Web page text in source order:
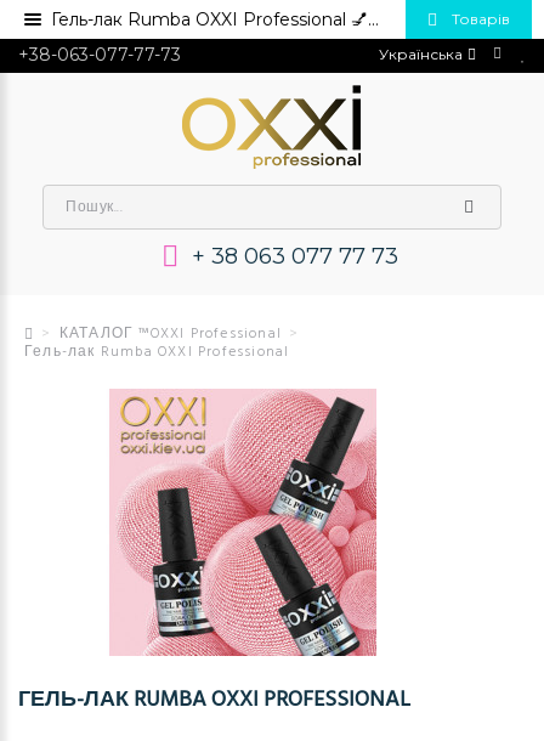
+38-063-077-77-73 Українська
+ 38 063 077 77 73
Товарів
КАТАЛОГ ™OXXI Professional
Гель-лак Rumba OXXI Professional
ГЕЛЬ-ЛАК RUMBA OXXI PROFESSIONAL
Гель-лак Rumba OXXI Professional 💅 Купити в Україні опт та роздріб